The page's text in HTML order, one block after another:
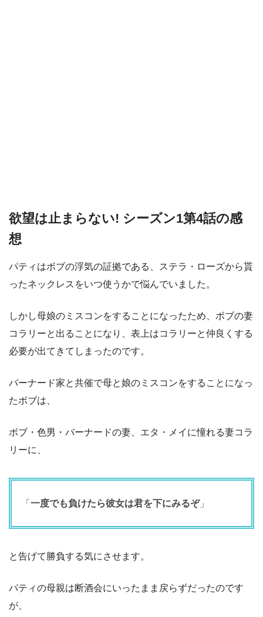
欲望は止まらない! シーズン1第4話の感
想
パティはボブの浮気の証拠である、ステラ・ローズから貰
ったネックレスをいつ使うかで悩んでいました。
しかし母娘のミスコンをすることになったため、ボブの妻
コラリーと出ることになり、表上はコラリーと仲良くする
必要が出てきてしまったのです。
バーナード家と共催で母と娘のミスコンをすることになっ
たボブは、
ボブ・色男・バーナードの妻、エタ・メイに憧れる妻コラ
リーに、
「 一度でも負けたら彼女は君を下にみるぞ」
と告げて勝負する気にさせます。
パティの母親は断酒会にいったまま戻らずだったのです
が、